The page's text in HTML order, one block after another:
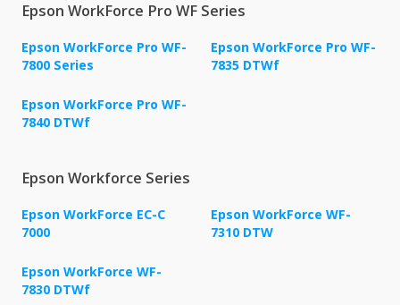
Epson WorkForce Pro WF Series
Epson WorkForce Pro WF-
7800 Series
Epson WorkForce Pro WF-
7835 DTWf
Epson WorkForce Pro WF-
7840 DTWf
Epson Workforce Series
Epson WorkForce EC-C
7000
Epson WorkForce WF-
7310 DTW
Epson WorkForce WF-
7830 DTWf